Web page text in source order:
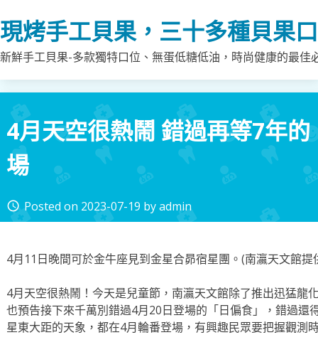
to
content
現烤手工貝果，三十多種貝果
新鮮手工貝果-多款獨特口位、無蛋低糖低油，時尚健康的最
4月天空很熱鬧 錯過再等7年
場
access_time Posted on 2023-07-19 byadmin
4月11日晚間可於金牛座見到金星合昴宿星團。(南瀛天文館
4月天空很熱鬧！今天是兒童節，南瀛天文館除了推出迅猛龍
也預告接下來千萬別錯過4月20日登場的「日偏食」，錯過還
星東大距的天象，都在4月輪番登場，有興趣民眾要把握觀測